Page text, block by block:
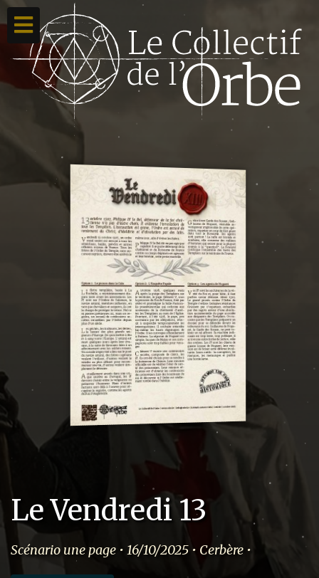
Accueil
Ton compte
Toutes nos créations
Qui sommes nous ?
Le Vendredi 13
Scénario une page • 16/10/2025 • Cerbère •